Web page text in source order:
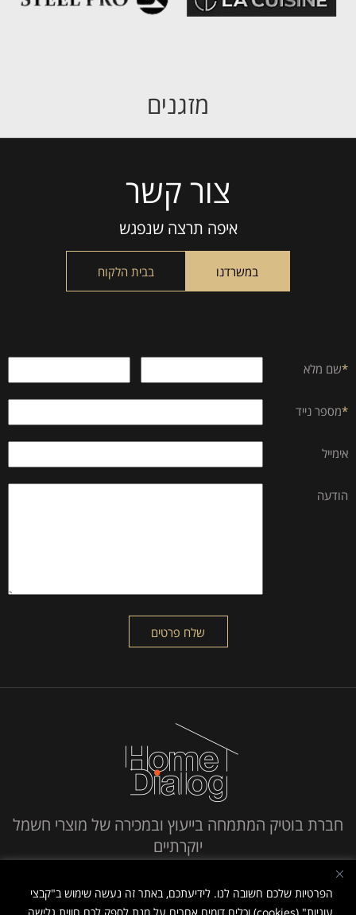
הפרטיות שלכם חשובה לנו. לידיעתכם, באתר זה נעשה שימוש ב"קבצי
עוגיות" (cookies) וכלים דומים אחרים על מנת לספק לכם חווית גלישה
מזגנים
צור קשר
איפה תרצה שנפגש
במשרדנו בבית הלקוח
*שם מלא
*מספר נייד
אימייל
הודעה
חברת בוטיק המתמחה בייעוץ ובמכירה של מוצרי חשמל
יוקרתיים
חייג אלינו